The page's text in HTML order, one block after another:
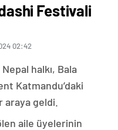
Festivali
02:42
halkı, Bala
Katmandu’daki
araya geldi.
aile üyelerinin